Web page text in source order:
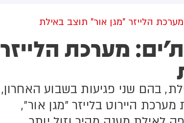
להמשיך עוד הרבה זמן. אני
במשא ומתן עם איראן.
הסכם בקרוב.
תקיפה נגד אחת ממדינות
התרחישים האפשריים נעים
ממתקפת סייבר ועד לחדירה
הלייזר "מגן אור" תוצב באילת
מערכת הלייזר
בהם שני פגיעות בשבוע האחרון,
היירוט בלייזר ״מגן אור״,